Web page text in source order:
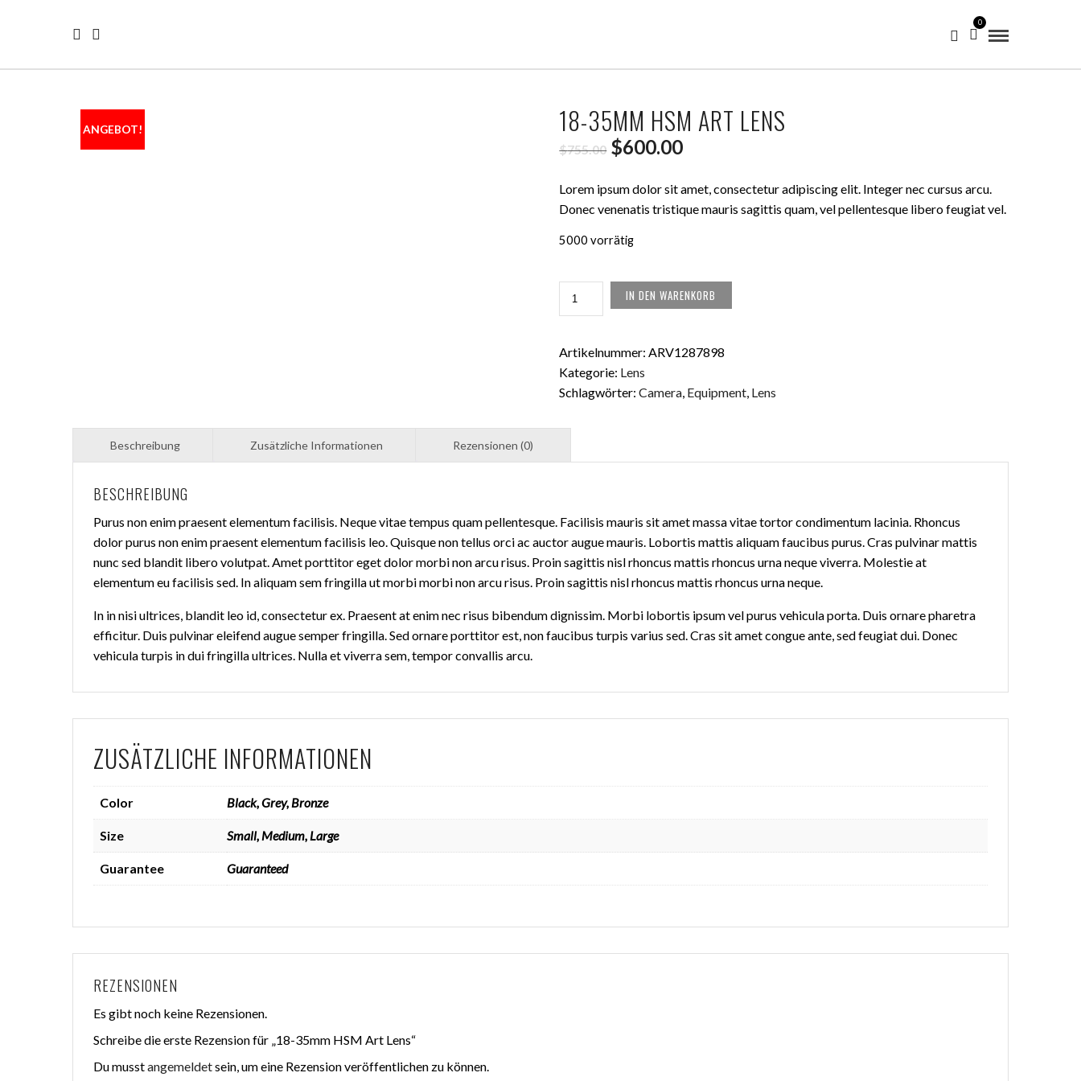
0
ANGEBOT! 18-35MM HSM ART LENS
$755.00 Ursprünglicher
war:
$755.00
$600.00Aktueller
ist:
Lorem ipsum dolor sit amet, consectetur adipiscing elit. Integer nec cursus arcu.
Donec venenatis tristique mauris sagittis quam, vel pellentesque libero feugiat vel.
5000 vorrätig
35MM
HSM
LENS
MENGE
IN DEN WARENKORB
Artikelnummer: ARV1287898
Kategorie: Lens
Schlagwörter:Camera Equipment Lens
BESCHREIBUNG
Purus non enim praesent elementum facilisis. Neque vitae tempus quam pellentesque. Facilisis mauris sit amet massa vitae tortor condimentum lacinia. Rhoncus
dolor purus non enim praesent elementum facilisis leo. Quisque non tellus orci ac auctor augue mauris. Lobortis mattis aliquam faucibus purus. Cras pulvinar mattis
nunc sed blandit libero volutpat. Amet porttitor eget dolor morbi non arcu risus. Proin sagittis nisl rhoncus mattis rhoncus urna neque viverra. Molestie at
elementum eu facilisis sed. In aliquam sem fringilla ut morbi morbi non arcu risus. Proin sagittis nisl rhoncus mattis rhoncus urna neque.
In in nisi ultrices, blandit leo id, consectetur ex. Praesent at enim nec risus bibendum dignissim. Morbi lobortis ipsum vel purus vehicula porta. Duis ornare pharetra
efficitur. Duis pulvinar eleifend augue semper fringilla. Sed ornare porttitor est, non faucibus turpis varius sed. Cras sit amet congue ante, sed feugiat dui. Donec
vehicula turpis in dui fringilla ultrices. Nulla et viverra sem, tempor convallis arcu.
ZUSÄTZLICHE INFORMATIONEN
Color Black, Grey, Bronze
Size Small, Medium, Large
Guarantee Guaranteed
REZENSIONEN
Es gibt noch keine Rezensionen.
Schreibe die erste Rezension für „18-35mm HSM Art Lens“
Du musstangemeldetsein, um eine Rezension veröffentlichen zu können.